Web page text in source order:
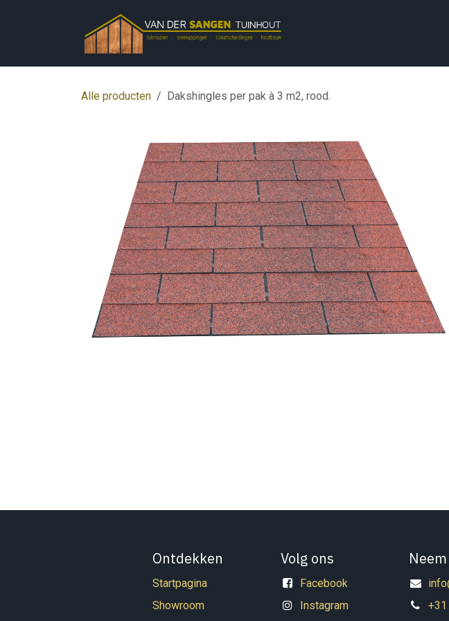
Alle producten Dakshingles per pak à 3 m2, rood.
Ontdekken
Startpagina
Showroom
Volg ons
Facebook
Instagram